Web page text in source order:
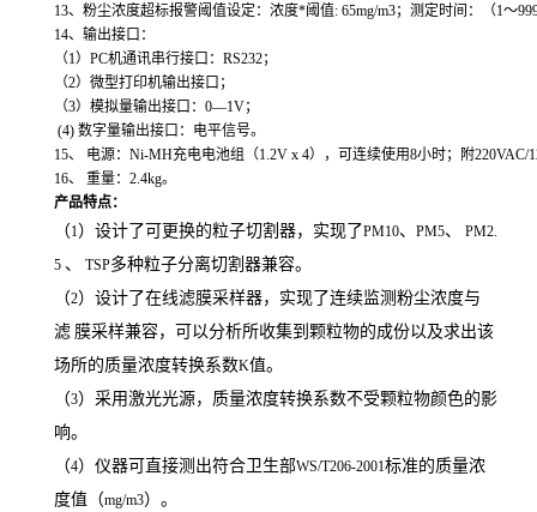
13、粉尘浓度超标报警阈值设定：浓度*阈值: 65mg/m3；测定时间：（1～
14、输出接口：
（1 ） PC机通讯串行接口： RS232；
（2）微型打印机输出接口；
（3）模拟量输出接口： 0—1V；
(4) 数字量输出接口：电平信号。
15、 电源： Ni-MH充电电池组（1.2V x 4），可连续使用8小时；附220VAC/
16、 重量： 2.4kg。
产品特点：
（1）设计了可更换的粒子切割器，实现了PM10、 PM5、
PM2.
5 、 TSP多种粒子分离切割器兼容。
（2）设计了在线滤膜采样器，实现了连续监测粉尘浓度与
滤 膜采样兼容，可以分析所收集到颗粒物的成份以及求出该
场所的质量浓度转换系数K值。
（3）采用激光光源，质量浓度转换系数不受颗粒物颜色的影
响。
（4）仪器可直接测出符合卫生部WS/T206-2001标准的质量浓
度值（mg/m3）。